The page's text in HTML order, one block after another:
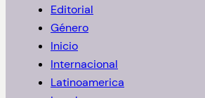
Editorial
Género
Inicio
Internacional
Latinoamerica